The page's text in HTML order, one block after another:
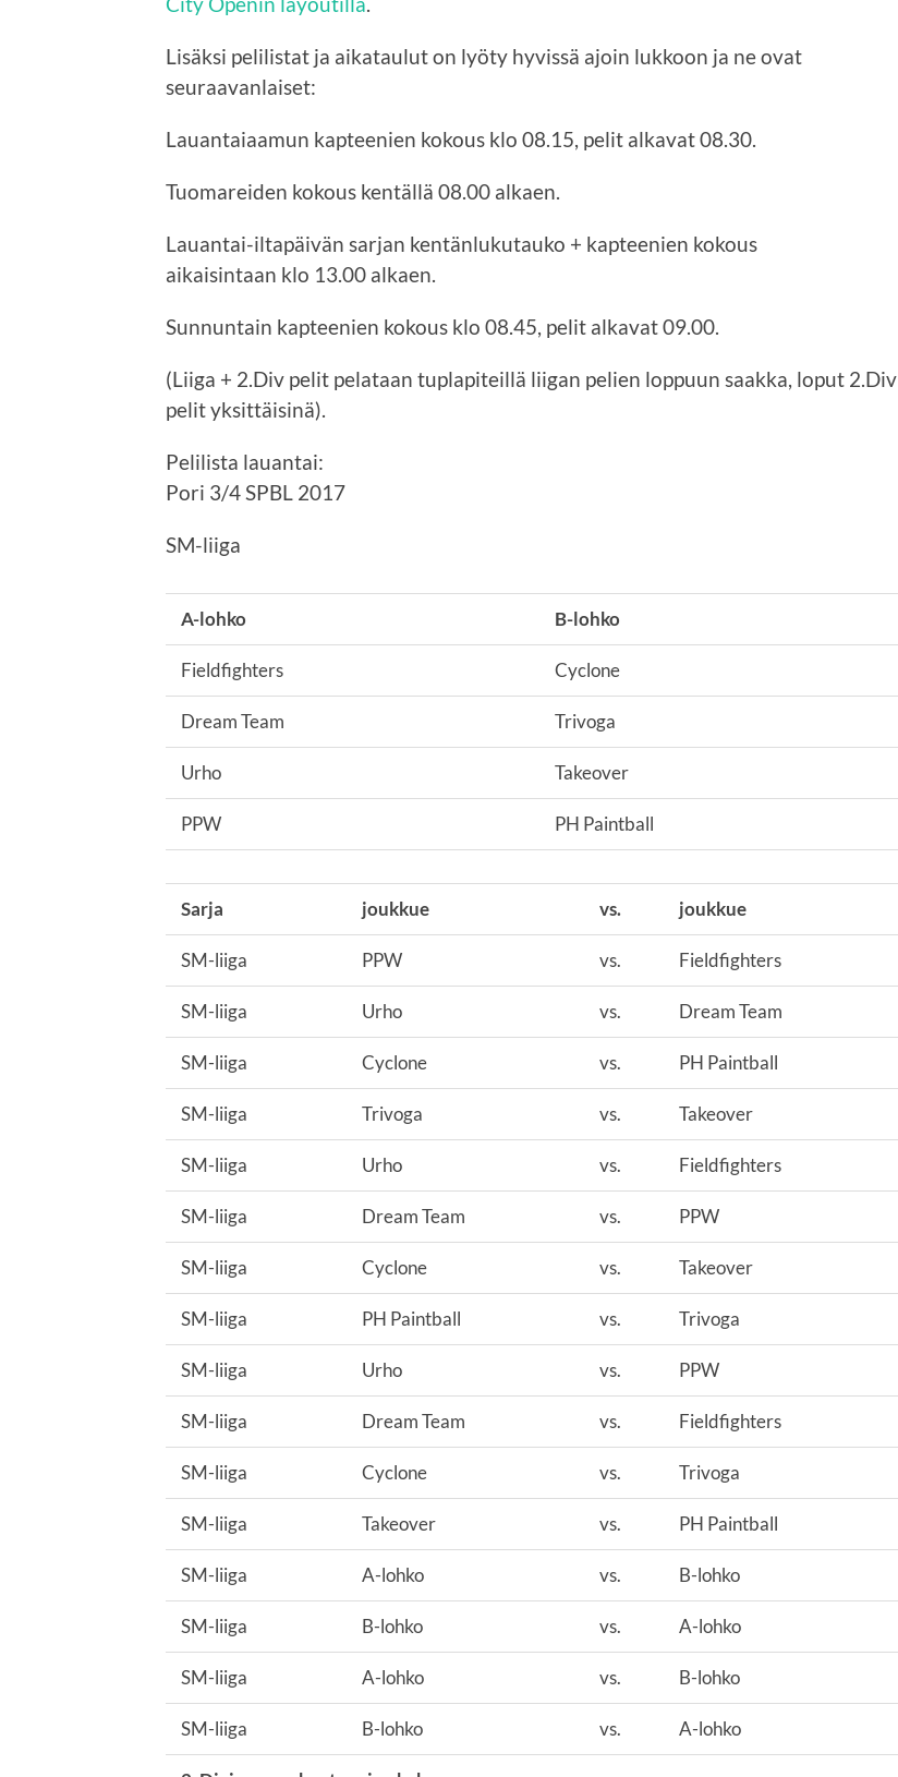
Lisäksi pelilistat ja aikataulut on lyöty hyvissä ajoin lukkoon ja ne ovat
seuraavanlaiset:
Lauantaiaamun kapteenien kokous klo 08.15, pelit alkavat 08.30.
Tuomareiden kokous kentällä 08.00 alkaen.
Lauantai-iltapäivän sarjan kentänlukutauko + kapteenien kokous
aikaisintaan klo 13.00 alkaen.
Sunnuntain kapteenien kokous klo 08.45, pelit alkavat 09.00.
(Liiga + 2.Div pelit pelataan tuplapiteillä liigan pelien loppuun saakka, loput 2.Div
pelit yksittäisinä).
Pelilista lauantai:
Pori 3/4 SPBL 2017
SM-liiga
A-lohko B-lohko
Fieldfighters Cyclone
Dream Team Trivoga
Urho Takeover
PPW PH Paintball
Sarja joukkue vs. joukkue
SM-liiga PPW vs. Fieldfighters
SM-liiga Urho vs. Dream Team
SM-liiga Cyclone vs. PH Paintball
SM-liiga Trivoga vs. Takeover
SM-liiga Urho vs. Fieldfighters
SM-liiga Dream Team vs. PPW
SM-liiga Cyclone vs. Takeover
SM-liiga PH Paintball vs. Trivoga
SM-liiga Urho vs. PPW
SM-liiga Dream Team vs. Fieldfighters
SM-liiga Cyclone vs. Trivoga
SM-liiga Takeover vs. PH Paintball
SM-liiga A-lohko vs. B-lohko
SM-liiga B-lohko vs. A-lohko
SM-liiga A-lohko vs. B-lohko
SM-liiga B-lohko vs. A-lohko